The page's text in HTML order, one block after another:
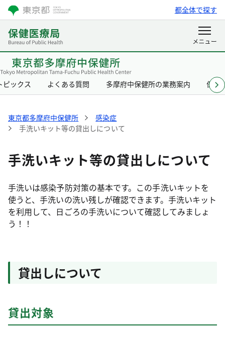
都全体で探す
ピックス よくある質問 多摩府中保健所の業務案内 保健
東京都多摩府中保健所
感染症
手洗いキット等の貸出しについて
手洗いキット等の貸出しについて
手洗いは感染予防対策の基本です。この手洗いキットを
使うと、手洗いの洗い残しが確認できます。手洗いキット
を利用して、日ごろの手洗いについて確認してみましょ
う！！
貸出しについて
貸出対象